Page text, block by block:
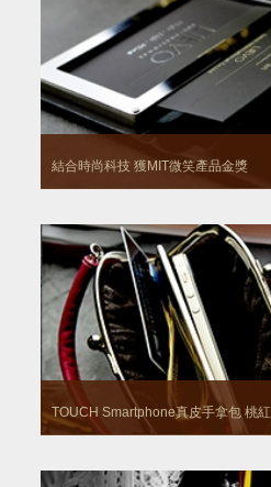
結合時尚科技 獲MIT微笑產品金獎
TOUCH Smartphone真皮手拿包 桃紅